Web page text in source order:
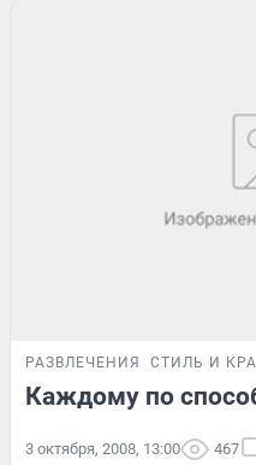
РАЗВЛЕЧЕНИЯ СТИЛЬ И
Каждому по
3 октября, 2008, 13:00 467